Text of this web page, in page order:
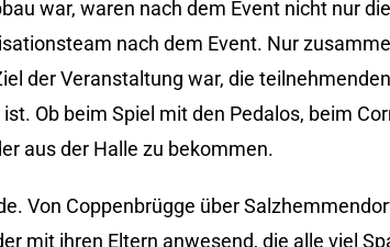
war, waren nach dem Event nicht nur
nach dem Event. Nur
der Veranstaltung war, die
Ob beim Spiel mit den Pedalos, beim
aus der Halle zu bekommen.
Von Coppenbrügge über
mit ihren Eltern anwesend, die alle viel